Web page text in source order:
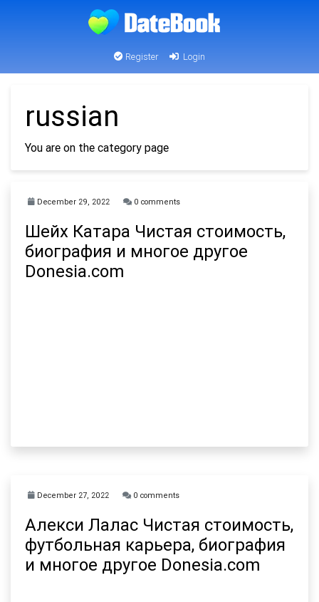
Register Login
russian
You are on the category page
December 29, 2022 0 comments
Шейх Катара Чистая стоимость,
биография и многое другое
Donesia.com
December 27, 2022 0 comments
Алекси Лалас Чистая стоимость,
футбольная карьера, биография
и многое другое Donesia.com